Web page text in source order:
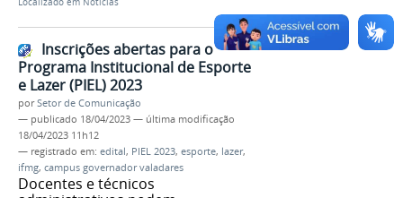
Inscrições abertas para o
Programa Institucional de Esporte
e Lazer (PIEL) 2023
porSetor de Comunicação
— publicado 18/04/2023 — última modificação
18/04/2023 11h12
— registrado em: edital, PIEL 2023, esporte, lazer,
ifmg, campus governador valadares
Docentes e técnicos